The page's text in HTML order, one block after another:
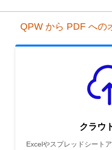
QPW から PDF への
クラウ
Excelやスプレッドシート